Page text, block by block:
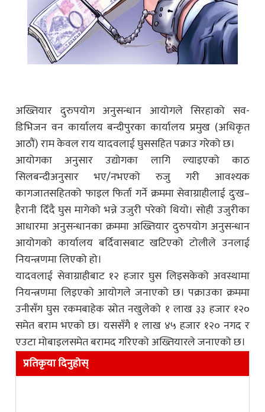
अख्तियार दुरुपयोग अनुसन्धान आयोगले सिरहाको सव-
डिभिजन वन कार्यालय बन्दीपुरका कार्यालय प्रमुख (अधिकृत
आठौं) राम केवल राय यादवलाई घुससहित पक्राउ गरेको छ।
आयोगका अनुसार उद्योगका लागि ल्याइएको काठ
सिलबन्दीअनुसार भए/नभएको रुजु गरी आवश्यक
कागजातसहितको फाइल फिर्ता गर्ने क्रममा सेवाग्राहीलाई दुःख–
हैरानी दिँदै घुस मागेको भन्ने उजुरी परेको थियो। सोही उजुरीका
आधारमा अनुसन्धानका क्रममा अख्तियार दुरुपयोग अनुसन्धान
आयोगको कार्यालय बर्दिवासबाट खटिएको टोलीले उनलाई
नियन्त्रणमा लिएको हो।
यादवलाई सेवाग्राहीबाट १२ हजार घुस लिइसकेको अवस्थामा
नियन्त्रणमा लिइएको आयोगले जनाएको छ। पक्राउका क्रममा
उनीसँग घुस रकमबाहेक स्रोत नखुलेको १ लाख ३३ हजार १२०
समेत बराम भएको छ। यससँगै १ लाख ४५ हजार १२० नगद र
एउटा मोबाइलसमेत बरामद गरिएको अख्तियारले जनाएको छ।
प्रतिकृया दिनुहोस्